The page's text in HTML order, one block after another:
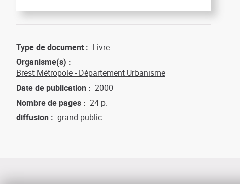
Type de document
Livre
Organisme(s)
Brest Métropole - Département Urbanisme
Date de publication
2000
Nombre de pages
24 p.
diffusion
grand public